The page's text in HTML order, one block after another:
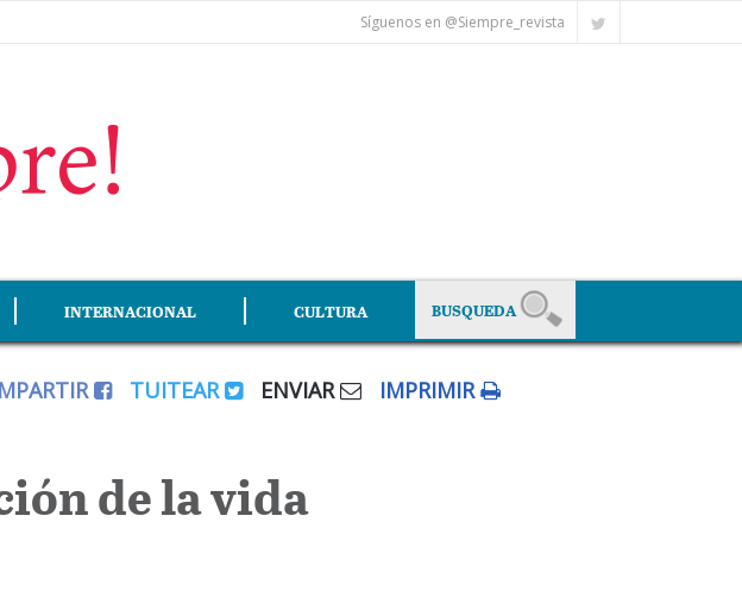
Síguenos en @Siempre_revista
INTERNACIONAL CULTURA
TUITEAR ENVIAR IMPRIMIR
de la vida